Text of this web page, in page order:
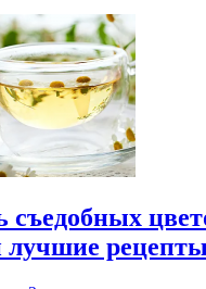
съедобных
лучшие